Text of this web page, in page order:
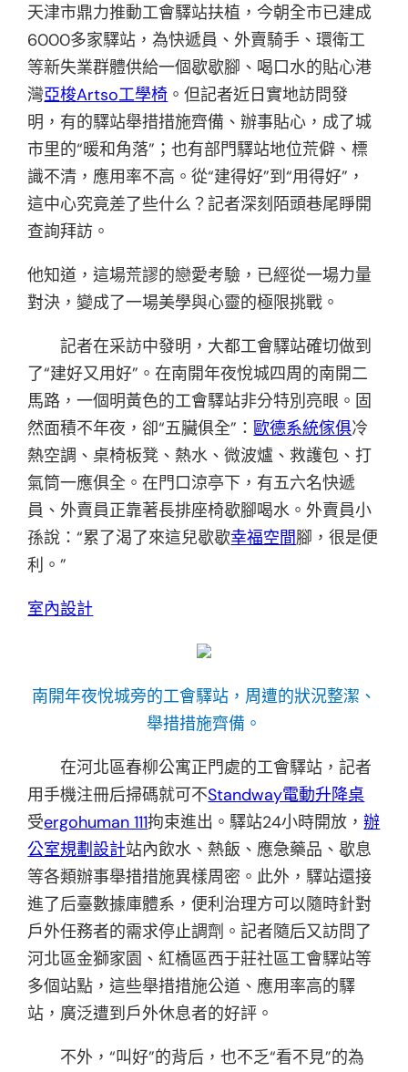
天津市鼎力推動工會驛站扶植，今朝全市已建成
6000多家驛站，為快遞員、外賣騎手、環衛工
等新失業群體供給一個歇歇腳、喝口水的貼心港
灣亞梭Artso工學椅 。但記者近日實地訪問發
明，有的驛站舉措措施齊備、辦事貼心，成了城
市里的“暖和角落”；也有部門驛站地位荒僻、標
識不清，應用率不高。從“建得好”到“用得好”，
這中心究竟差了些什么？記者深刻陌頭巷尾睜開
查詢拜訪。
他知道，這場荒謬的戀愛考驗，已經從一場力量
對決，變成了一場美學與心靈的極限挑戰。
記者在采訪中發明，大都工會驛站確切做到
了“建好又用好”。在南開年夜悅城四周的南開二
馬路，一個明黃色的工會驛站非分特別亮眼。固
然面積不年夜，卻“五臟俱全”：歐德系統傢俱冷
熱空調、桌椅板凳、熱水、微波爐、救護包、打
氣筒一應俱全。在門口涼亭下，有五六名快遞
員、外賣員正靠著長排座椅歇腳喝水。外賣員小
孫說：“累了渴了來這兒歇歇幸福空間腳，很是便
利。”
室內設計
南開年夜悅城旁的工會驛站，周遭的狀況整潔、
舉措措施齊備。
在河北區春柳公寓正門處的工會驛站，記者
用手機注冊后掃碼就可不Standway電動升降桌
受ergohuman 111拘束進出。驛站24小時開放，辦
公室規劃設計站內飲水、熱飯、應急藥品、歇息
等各類辦事舉措措施異樣周密。此外，驛站還接
進了后臺數據庫體系，便利治理方可以隨時針對
戶外任務者的需求停止調劑。記者隨后又訪問了
河北區金獅家園、紅橋區西于莊社區工會驛站等
多個站點，這些舉措措施公道、應用率高的驛
站，廣泛遭到戶外休息者的好評。
不外，“叫好”的背后，也不乏“看不見”的為